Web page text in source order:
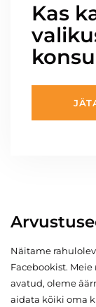
Kas
Näitame
Facebookist.
avatud, oleme
aidata kõiki oma